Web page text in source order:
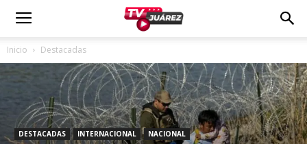
Inicio Destacadas
DESTACADAS INTERNACIONAL NACIONAL